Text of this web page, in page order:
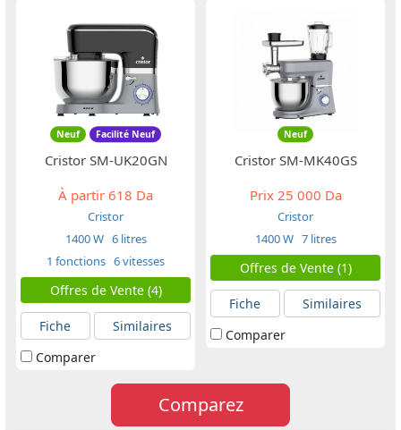
Neuf Facilité Neuf
Cristor SM-UK20GN
À partir 618 Da
Cristor
1400 W 6 litres
1 fonctions 6 vitesses
Offres de Vente (4)
Fiche
Similaires
Comparer
Neuf
Cristor SM-MK40GS
Prix25 000 Da
Cristor
1400 W 7 litres
Offres de Vente (1)
Fiche
Similaires
Comparer
Comparez